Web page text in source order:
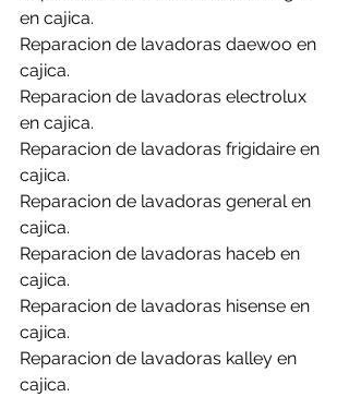
en cajica.
Reparacion de lavadoras daewoo en
cajica.
Reparacion de lavadoras electrolux
en cajica.
Reparacion de lavadoras frigidaire en
cajica.
Reparacion de lavadoras general en
cajica.
Reparacion de lavadoras haceb en
cajica.
Reparacion de lavadoras hisense en
cajica.
Reparacion de lavadoras kalley en
cajica.